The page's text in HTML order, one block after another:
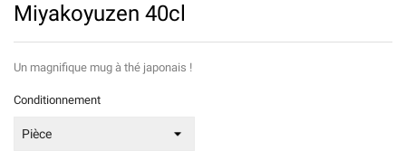
Miyakoyuzen 40cl
Un magnifique mug à thé japonais !
Conditionnement